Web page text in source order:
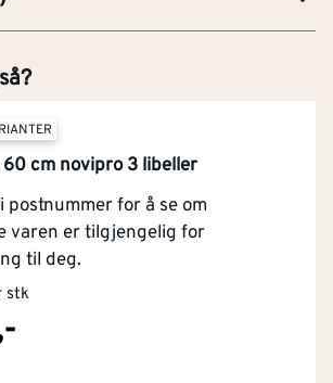
cm novipro 3 libeller
postnummer for å se om
varen er tilgjengelig for
til deg.
stk